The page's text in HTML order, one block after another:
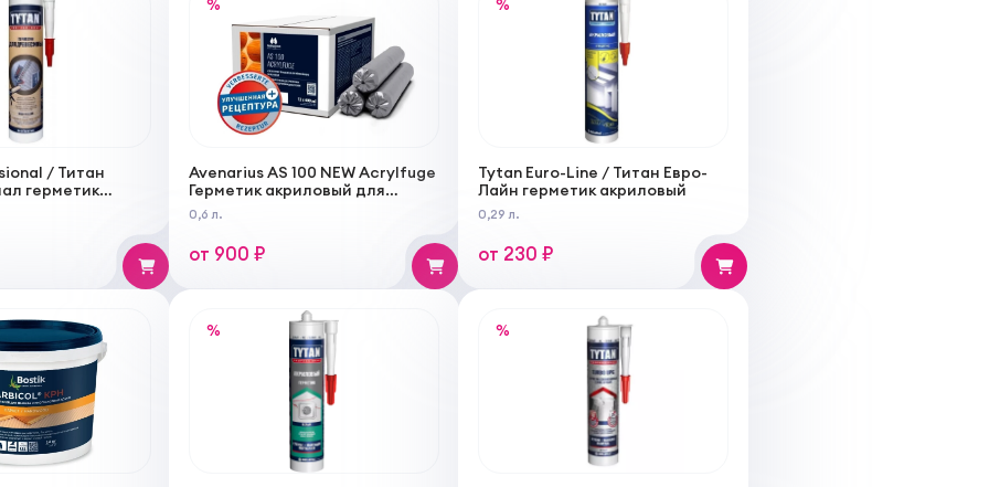
/ Титан
герметик
Древесины
%
Avenarius AS 100 NEW Acrylfuge
Герметик акриловый для
герметизации и утепления
0,6 л.
от 900 ₽
%
Tytan Euro-Line / Титан Евро-
Лайн герметик акриловый
0,29 л.
от 230 ₽
% %